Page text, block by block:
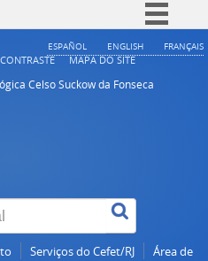
Simplifique!
ESPAÑOL ENGLISH FRANÇAIS
MAPA DO SITE
Celso Suckow da Fonseca
Serviços do Cefet/RJ
Área de